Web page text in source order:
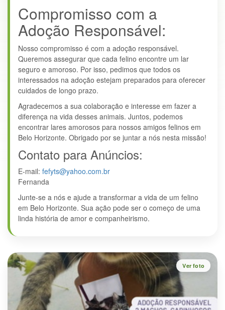
Compromisso com a
Adoção Responsável:
Nosso compromisso é com a adoção responsável.
Queremos assegurar que cada felino encontre um lar
seguro e amoroso. Por isso, pedimos que todos os
interessados na adoção estejam preparados para oferecer
cuidados de longo prazo.
Agradecemos a sua colaboração e interesse em fazer a
diferença na vida desses animais. Juntos, podemos
encontrar lares amorosos para nossos amigos felinos em
Belo Horizonte. Obrigado por se juntar a nós nesta missão!
Contato para Anúncios:
E-mail: fefyts@yahoo.com.br
Fernanda
Junte-se a nós e ajude a transformar a vida de um felino
em Belo Horizonte. Sua ação pode ser o começo de uma
linda história de amor e companheirismo.